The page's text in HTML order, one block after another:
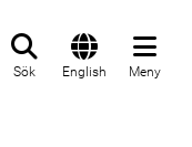
Sök English Meny